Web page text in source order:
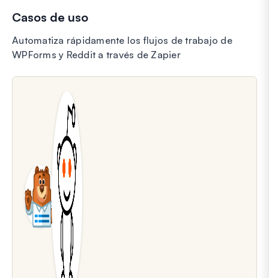
Casos de uso
Automatiza rápidamente los flujos de trabajo de
WPForms y Reddit a través de Zapier